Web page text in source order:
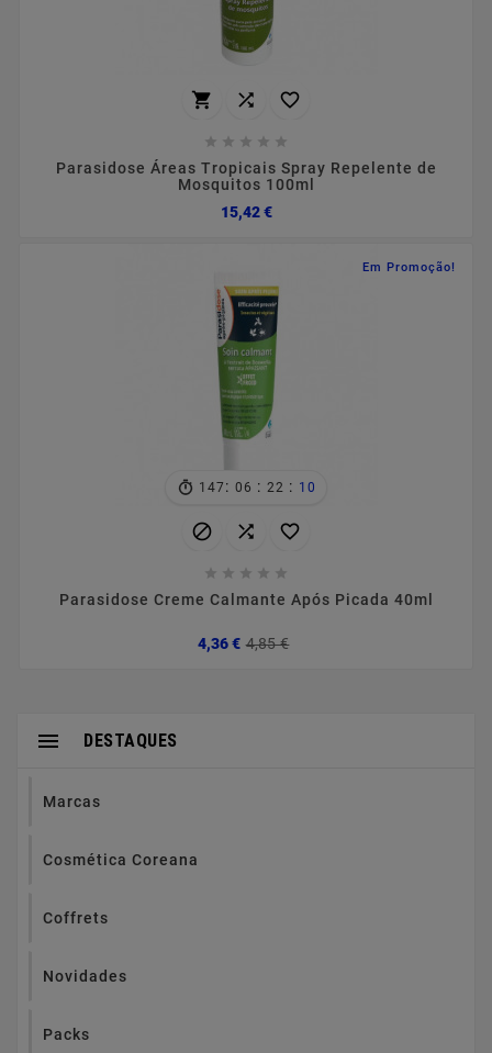
  
    
Parasidose Áreas Tropicais Spray Repelente de
Mosquitos 100ml
15,42 €Preço
Em Promoção!
147 : 06 : 22 : 10
  
    
Parasidose Creme Calmante Após Picada 40ml
4,36 € 4,85 €
DESTAQUES

Marcas
Cosmética Coreana
Coffrets
Novidades
Packs